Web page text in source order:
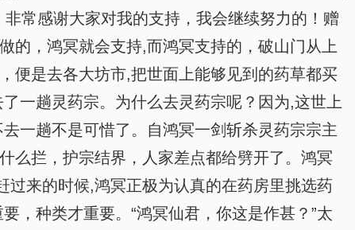
常感谢大家对我的支持，我会继续努力的！赠
的，鸿冥就会支持,而鸿冥支持的，破山门从上
便是去各大坊市,把世面上能够见到的药草都买
一趟灵药宗。为什么去灵药宗呢？因为,这世上
一趟不是可惜了。自鸿冥一剑斩杀灵药宗宗主
么拦，护宗结界，人家差点都给劈开了。鸿冥
过来的时候,鸿冥正极为认真的在药房里挑选药
，种类才重要。“鸿冥仙君，你这是作甚？”太